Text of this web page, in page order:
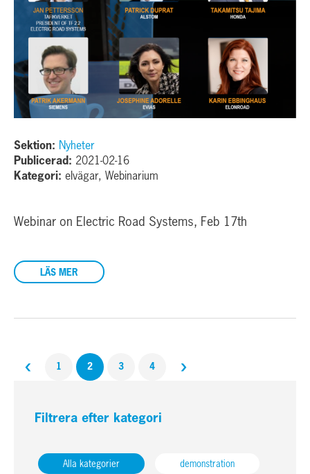
Sektion: Nyheter
Publicerad: 2021-02-16
Kategori: elvägar, Webinarium
Webinar on Electric Road Systems, Feb 17th
LÄS MER
‹ 1 2 3 4 ›
Filtrera efter kategori
Alla kategorier demonstration